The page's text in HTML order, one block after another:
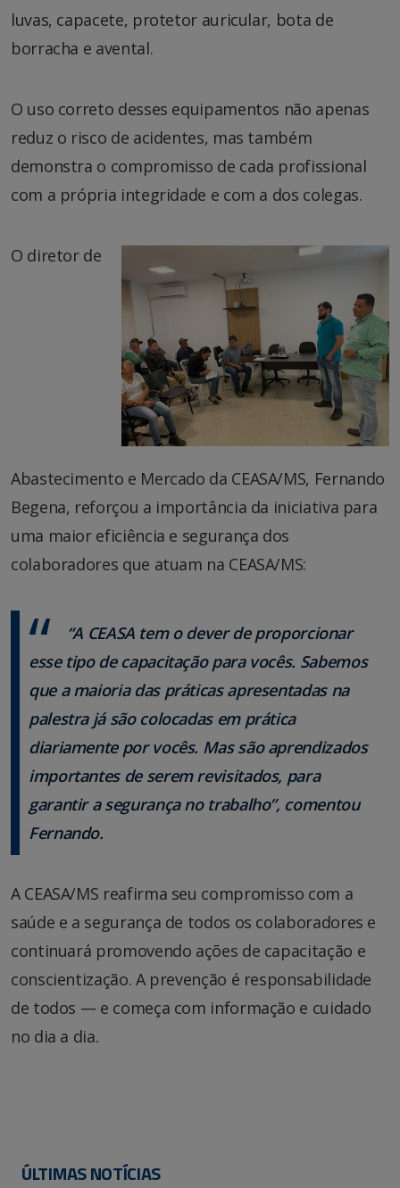
luvas, capacete, protetor auricular, bota de
borracha e avental.
O uso correto desses equipamentos não apenas
reduz o risco de acidentes, mas também
demonstra o compromisso de cada profissional
com a própria integridade e com a dos colegas.
O diretor de
Abastecimento e Mercado da CEASA/MS, Fernando
Begena, reforçou a importância da iniciativa para
uma maior eficiência e segurança dos
colaboradores que atuam na CEASA/MS:
“A CEASA tem o dever de proporcionar
esse tipo de capacitação para vocês. Sabemos
que a maioria das práticas apresentadas na
palestra já são colocadas em prática
diariamente por vocês. Mas são aprendizados
importantes de serem revisitados, para
garantir a segurança no trabalho”, comentou
Fernando.
A CEASA/MS reafirma seu compromisso com a
saúde e a segurança de todos os colaboradores e
continuará promovendo ações de capacitação e
conscientização. A prevenção é responsabilidade
de todos — e começa com informação e cuidado
no dia a dia.
ÚLTIMAS NOTÍCIAS